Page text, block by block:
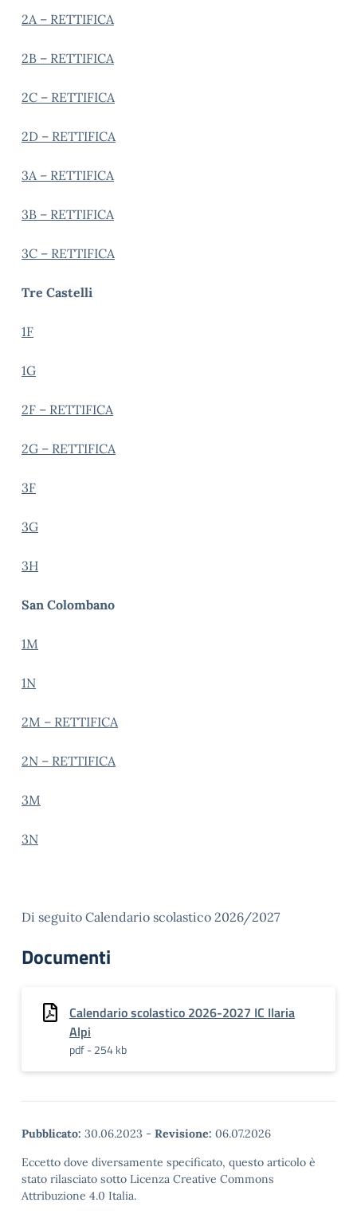
2A – RETTIFICA
2B – RETTIFICA
2C – RETTIFICA
2D – RETTIFICA
3A – RETTIFICA
3B – RETTIFICA
3C – RETTIFICA
Tre Castelli
1F
1G
2F – RETTIFICA
2G – RETTIFICA
3F
3G
3H
San Colombano
1M
1N
2M – RETTIFICA
2N – RETTIFICA
3M
3N
Di seguito Calendario scolastico 2026/2027
Documenti
Calendario scolastico 2026-2027 IC Ilaria
Alpi
pdf - 254 kb
Pubblicato: 30.06.2023 - Revisione: 06.07.2026
Eccetto dove diversamente specificato, questo articolo è
stato rilasciato sotto Licenza Creative Commons
Attribuzione 4.0 Italia.